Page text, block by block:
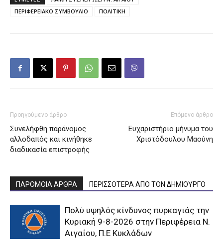
ΠΕΡΙΦΕΡΕΙΑΚΟ ΣΥΜΒΟΥΛΙΟ
ΠΟΛΙΤΙΚΗ
Προηγούμενο άρθρο
Συνελήφθη παράνομος
αλλοδαπός και κινήθηκε
διαδικασία επιστροφής
Επόμενο άρθρο
Ευχαριστήριο μήνυμα του
Χριστόδουλου Μαούνη
ΠΑΡΟΜΟΙΑ ΑΡΘΡΑ ΠΕΡΙΣΣΟΤΕΡΑ ΑΠΟ ΤΟΝ ΔΗΜΙΟΥΡΓΟ
Πολύ υψηλός κίνδυνος πυρκαγιάς την
Κυριακή 9-8-2026 στην Περιφέρεια Ν.
Αιγαίου, Π.Ε Κυκλάδων